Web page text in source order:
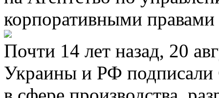
корпоративными
Почти 14 лет назад, 20
Украины и РФ подписали